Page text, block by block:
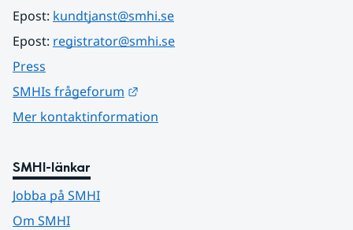
Epost: kundtjanst@smhi.se
Epost: registrator@smhi.se
Press
SMHIs frågeforum
Mer kontaktinformation
SMHI-länkar
Jobba på SMHI
Om SMHI